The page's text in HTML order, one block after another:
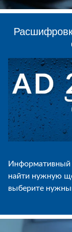
Информативный
найти нужную
выберите